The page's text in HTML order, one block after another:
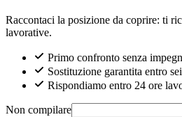
Raccontaci la posizione da coprire: ti
lavorative.
Primo confronto senza
Sostituzione garantita entro
Rispondiamo entro 24 ore
Non compilare